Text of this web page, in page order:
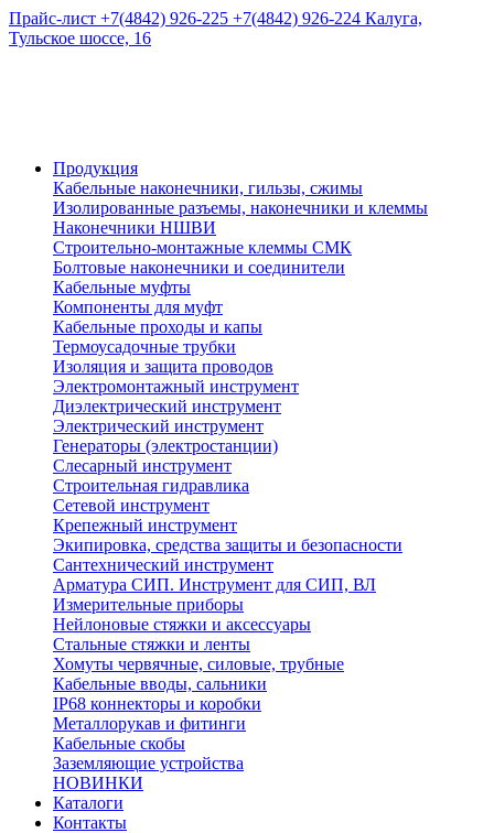
Прайс-лист +7(4842) 926-225 +7(4842) 926-224 Калуга,
Тульское шоссе, 16
Продукция
Кабельные наконечники, гильзы, сжимы
Изолированные разъемы, наконечники и клеммы
Наконечники НШВИ
Строительно-монтажные клеммы СМК
Болтовые наконечники и соединители
Кабельные муфты
Компоненты для муфт
Кабельные проходы и капы
Термоусадочные трубки
Изоляция и защита проводов
Электромонтажный инструмент
Диэлектрический инструмент
Электрический инструмент
Генераторы (электростанции)
Слесарный инструмент
Строительная гидравлика
Сетевой инструмент
Крепежный инструмент
Экипировка, средства защиты и безопасности
Сантехнический инструмент
Арматура СИП. Инструмент для СИП, ВЛ
Измерительные приборы
Нейлоновые стяжки и аксессуары
Стальные стяжки и ленты
Хомуты червячные, силовые, трубные
Кабельные вводы, сальники
IP68 коннекторы и коробки
Металлорукав и фитинги
Кабельные скобы
Заземляющие устройства
НОВИНКИ
Каталоги
Контакты